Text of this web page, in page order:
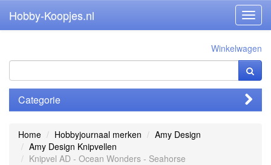
Hobby-Koopjes.nl
Winkelwagen
Categorie
Home Hobbyjournaal merken
Amy Design
Amy Design Knipvellen
Knipvel AD - Ocean Wonders - Seahorse